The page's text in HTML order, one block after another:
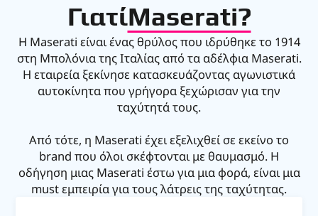
ΓιατίMaserati?
Η Maserati είναι ένας θρύλος που ιδρύθηκε το 1914
στη Μπολόνια της Ιταλίας από τα αδέλφια Maserati.
Η εταιρεία ξεκίνησε κατασκευάζοντας αγωνιστικά
αυτοκίνητα που γρήγορα ξεχώρισαν για την
ταχύτητά τους.
Από τότε, η Maserati έχει εξελιχθεί σε εκείνο το
brand που όλοι σκέφτονται με θαυμασμό. Η
οδήγηση μιας Maserati έστω για μια φορά, είναι μια
must εμπειρία για τους λάτρεις της ταχύτητας.